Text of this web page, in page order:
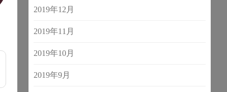
2019年12月
2019年11月
2019年10月
2019年9月